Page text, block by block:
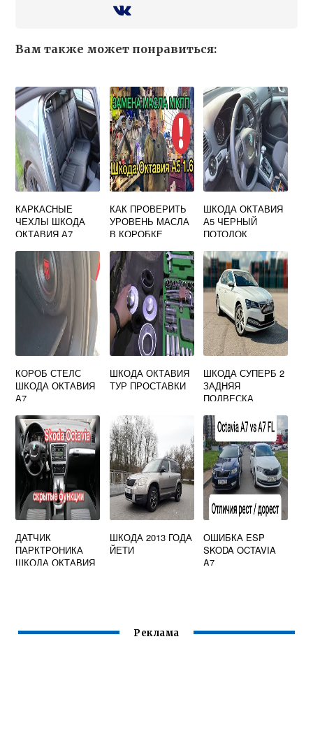
Вам также может понравиться:
КАРКАСНЫЕ
ЧЕХЛЫ ШКОДА
ОКТАВИЯ А7
КАК ПРОВЕРИТЬ
УРОВЕНЬ МАСЛА
В КОРОБКЕ
A5
ШКОДА ОКТАВИЯ
А5 ЧЕРНЫЙ
ПОТОЛОК
КОРОБ СТЕЛС
ШКОДА ОКТАВИЯ
А7
ШКОДА ОКТАВИЯ
ТУР ПРОСТАВКИ
ШКОДА СУПЕРБ 2
ЗАДНЯЯ
ПОДВЕСКА
ДАТЧИК
ПАРКТРОНИКА
ШКОДА ОКТАВИЯ
ШКОДА 2013 ГОДА
ЙЕТИ
ОШИБКА ESP
SKODA OCTAVIA
A7
Реклама